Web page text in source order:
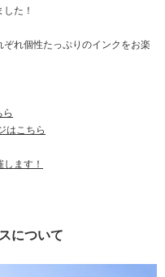
た！
れ個性たっぷりのインクをお楽
はこちら
ます！
について